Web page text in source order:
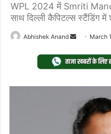
WPL 2024 में Smriti
साथ दिल्ली कैपिटल्स स्टैंडिंग में
Abhishek Anand
Send
email
March